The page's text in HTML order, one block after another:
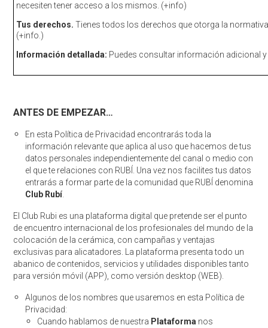
necesiten tener acceso a los mismos. (+info)
Tus derechos.Tienes todos los derechos que otorga la
(+info.)
Información detallada: Puedes consultar información adicional y
ANTES DE EMPEZAR…
En esta Política de Privacidad encontrarás toda la
información relevante que aplica al uso que hacemos de tus
datos personales independientemente del canal o medio con
el que te relaciones con RUBÍ. Una vez nos facilites tus datos
entrarás a formar parte de la comunidad que RUBÍ denomina
Club Rubí.
El Club Rubi es una plataforma digital que pretende ser el punto
de encuentro internacional de los profesionales del mundo de la
colocación de la cerámica, con campañas y ventajas
exclusivas para alicatadores. La plataforma presenta todo un
abanico de contenidos, servicios y utilidades disponibles tanto
para versión móvil (APP), como versión desktop (WEB).
Algunos de los nombres que usaremos en esta Política de
Privacidad:
Cuando hablamos de nuestra Plataforma nos